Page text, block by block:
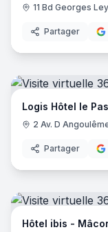
11 Bd Georges
Partager
Logis Hôtel le
2 Av. D
Partager
Hôtel ibis -